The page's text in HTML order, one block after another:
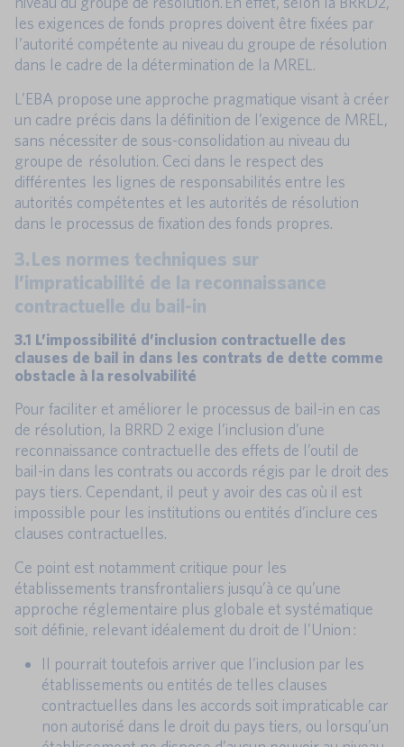
les exigences de fonds propres doivent être fixées par
l’autorité compétente au niveau du groupe de résolution
dans le cadre de la détermination de la MREL.
L’EBA propose une approche pragmatique visant à créer
un cadre précis dans la définition de l’exigence de MREL,
sans nécessiter de sous-consolidation au niveau du
groupe de résolution. Ceci dans le respect des
différentes les lignes de responsabilités entre les
autorités compétentes et les autorités de résolution
dans le processus de fixation des fonds propres.
3. Les normes techniques sur
l’impraticabilité de la reconnaissance
contractuelle du bail-in
3.1 L’impossibilité d’inclusion contractuelle des
clauses de bail in dans les contrats de dette comme
obstacle à la resolvabilité
Pour faciliter et améliorer le processus de bail-in en cas
de résolution, la BRRD 2 exige l’inclusion d’une
reconnaissance contractuelle des effets de l’outil de
bail-in dans les contrats ou accords régis par le droit des
pays tiers. Cependant, il peut y avoir des cas où il est
impossible pour les institutions ou entités d’inclure ces
clauses contractuelles.
Ce point est notamment critique pour les
établissements transfrontaliers jusqu’à ce qu’une
approche réglementaire plus globale et systématique
soit définie, relevant idéalement du droit de l’Union :
Il pourrait toutefois arriver que l’inclusion par les
établissements ou entités de telles clauses
contractuelles dans les accords soit impraticable car
non autorisé dans le droit du pays tiers, ou lorsqu’un